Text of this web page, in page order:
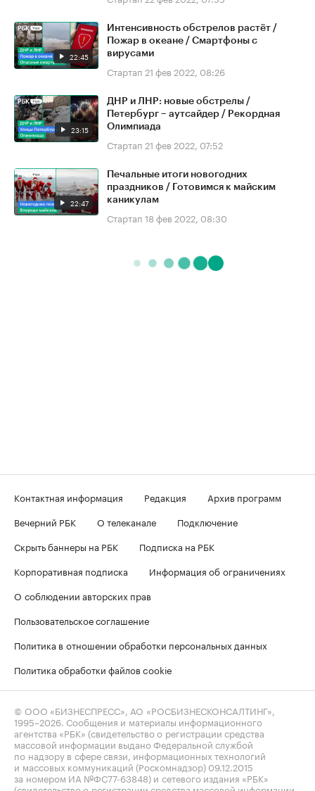
22:45
Интенсивность обстрелов растёт /
Пожар в океане / Смартфоны с
вирусами
Стартап 21 фев 2022, 08:26
23:15
ДНР и ЛНР: новые обстрелы /
Петербург – аутсайдер / Рекордная
Олимпиада
Стартап 21 фев 2022, 07:52
22:47
Печальные итоги новогодних
праздников / Готовимся к майским
каникулам
Стартап 18 фев 2022, 08:30
Контактная информация Редакция
Архив программ
Вечерний РБК
О телеканале
Подключение
Скрыть баннеры на РБК
Подписка на РБК
Корпоративная подписка
Информация об ограничениях
О соблюдении авторских прав
Пользовательское соглашение
Политика в отношении обработки персональных данных
Политика обработки файлов cookie
© ООО «БИЗНЕСПРЕСС», АО «РОСБИЗНЕСКОНСАЛТИНГ»,
1995–2026 . Сообщения и материалы информационного
агентства «РБК» (свидетельство о регистрации средства
массовой информации выдано Федеральной службой
по надзору в сфере связи, информационных технологий
и массовых коммуникаций (Роскомнадзор) 09.12.2015
за номером ИА №ФС77-63848) и сетевого издания «РБК»